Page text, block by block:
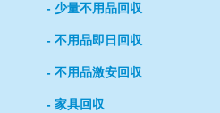
少量不用品回収
不用品即日回収
不用品激安回収
家具回収